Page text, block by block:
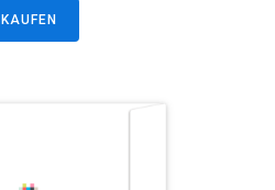
KAUFEN